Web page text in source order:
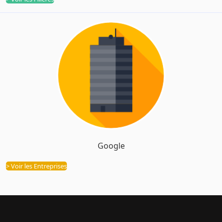
Entreprises
Google
> Voir les Entreprises